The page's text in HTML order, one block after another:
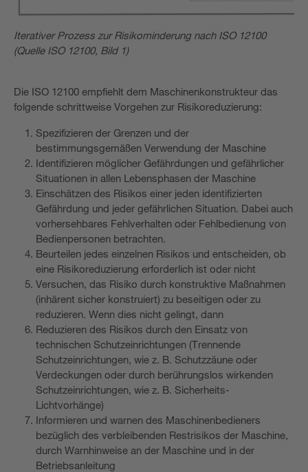
Iterativer Prozess zur Risikominderung nach ISO 12100
(Quelle ISO 12100, Bild 1)
Die ISO 12100 empfiehlt dem Maschinenkonstrukteur das
folgende schrittweise Vorgehen zur Risikoreduzierung:
Spezifizieren der Grenzen und der
bestimmungsgemäßen Verwendung der Maschine
Identifizieren möglicher Gefährdungen und gefährlicher
Situationen in allen Lebensphasen der Maschine
Einschätzen des Risikos einer jeden identifizierten
Gefährdung und jeder gefährlichen Situation. Dabei auch
vorhersehbares Fehlverhalten oder Fehlbedienung von
Bedienpersonen betrachten.
Beurteilen jedes einzelnen Risikos und entscheiden, ob
eine Risikoreduzierung erforderlich ist oder nicht
Versuchen, das Risiko durch konstruktive Maßnahmen
(inhärent sicher konstruiert) zu beseitigen oder zu
reduzieren. Wenn dies nicht gelingt, dann
Reduzieren des Risikos durch den Einsatz von
technischen Schutzeinrichtungen (Trennende
Schutzeinrichtungen, wie z. B. Schutzzäune oder
Verdeckungen oder durch berührungslos wirkenden
Schutzeinrichtungen, wie z. B. Sicherheits-
Lichtvorhänge)
Informieren und warnen des Maschinenbedieners
bezüglich des verbleibenden Restrisikos der Maschine,
durch Warnhinweise an der Maschine und in der
Betriebsanleitung